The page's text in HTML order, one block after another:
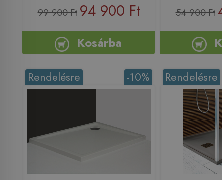
99 900 Ft 94 900 Ft
Kosárba
54 900 Ft
-10%
Rendelésre Rendelésre